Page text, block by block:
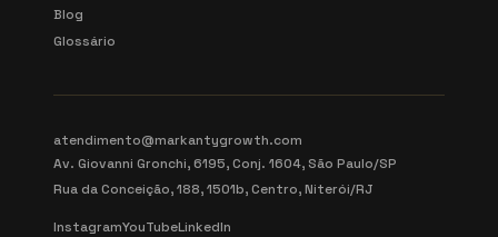
Blog
Glossário
atendimento@markantygrowth.com
Av. Giovanni Gronchi, 6195, Conj. 1604, São Paulo/SP
Rua da Conceição, 188, 1501b, Centro, Niterói/RJ
InstagramYouTubeLinkedIn